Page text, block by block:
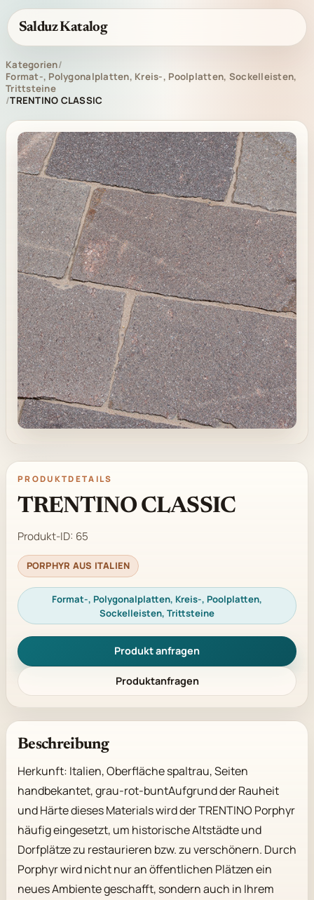
Salduz Katalog
Kategorien/
Format-, Polygonalplatten, Kreis-, Poolplatten, Sockelleisten,
Trittsteine
/TRENTINO CLASSIC
PRODUKTDETAILS
TRENTINO CLASSIC
Produkt-ID: 65
PORPHYR AUS ITALIEN
Format-, Polygonalplatten, Kreis-, Poolplatten,
Sockelleisten, Trittsteine
Produkt anfragen
Produktanfragen
Beschreibung
Herkunft: Italien, Oberfläche spaltrau, Seiten
handbekantet, grau-rot-buntAufgrund der Rauheit
und Härte dieses Materials wird der TRENTINO Porphyr
häufig eingesetzt, um historische Altstädte und
Dorfplätze zu restaurieren bzw. zu verschönern. Durch
Porphyr wird nicht nur an öffentlichen Plätzen ein
neues Ambiente geschafft, sondern auch in Ihrem